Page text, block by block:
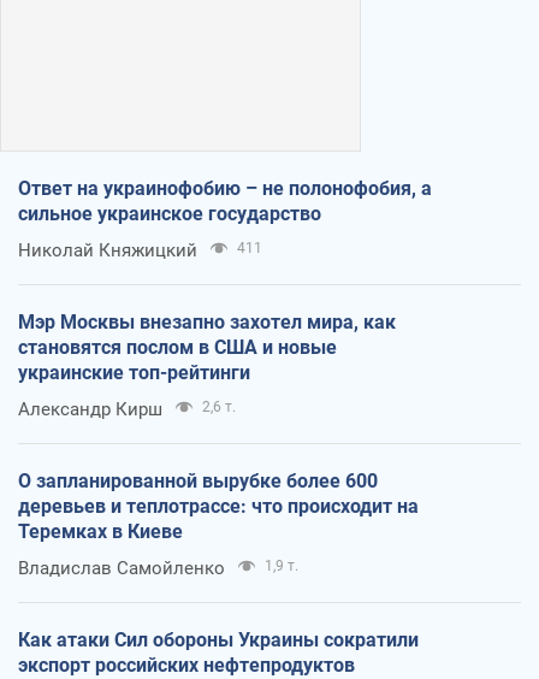
Ответ на украинофобию – не полонофобия, а
сильное украинское государство
Николай Княжицкий 411
Мэр Москвы внезапно захотел мира, как
становятся послом в США и новые
украинские топ-рейтинги
Александр Кирш 2,6 т.
О запланированной вырубке более 600
деревьев и теплотрассе: что происходит на
Теремках в Киеве
Владислав Самойленко 1,9 т.
Как атаки Сил обороны Украины сократили
экспорт российских нефтепродуктов